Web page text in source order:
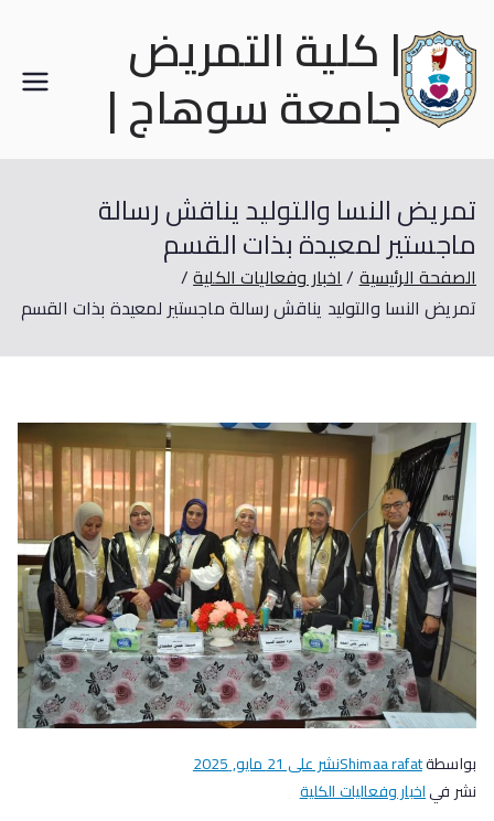
| كلية التمريض
جامعة سوهاج |
تمريض النسا والتوليد يناقش رسالة
ماجستير لمعيدة بذات القسم
الصفحة الرئيسية اخبار وفعاليات الكلية
تمريض النسا والتوليد يناقش رسالة ماجستير لمعيدة بذات القسم
بواسطةShimaa rafatنشر على21 مايو, 2025
نشر فياخبار وفعاليات الكلية